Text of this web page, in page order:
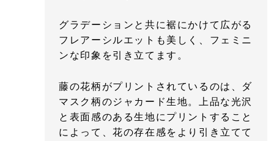
グラデーションと共に裾にかけて広がる
フレアーシルエットも美しく、フェミニ
ンな印象を引き立てます。
藤の花柄がプリントされているのは、ダ
マスク柄のジャカード生地。上品な光沢
と表面感のある生地にプリントすること
によって、花の存在感をより引き立てて